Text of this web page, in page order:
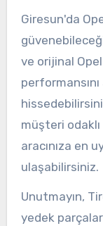
Giresun'da
ve orijinal Opel
müşteri
aracınıza en
ulaşabilirsiniz.
Unutmayın,
yedek